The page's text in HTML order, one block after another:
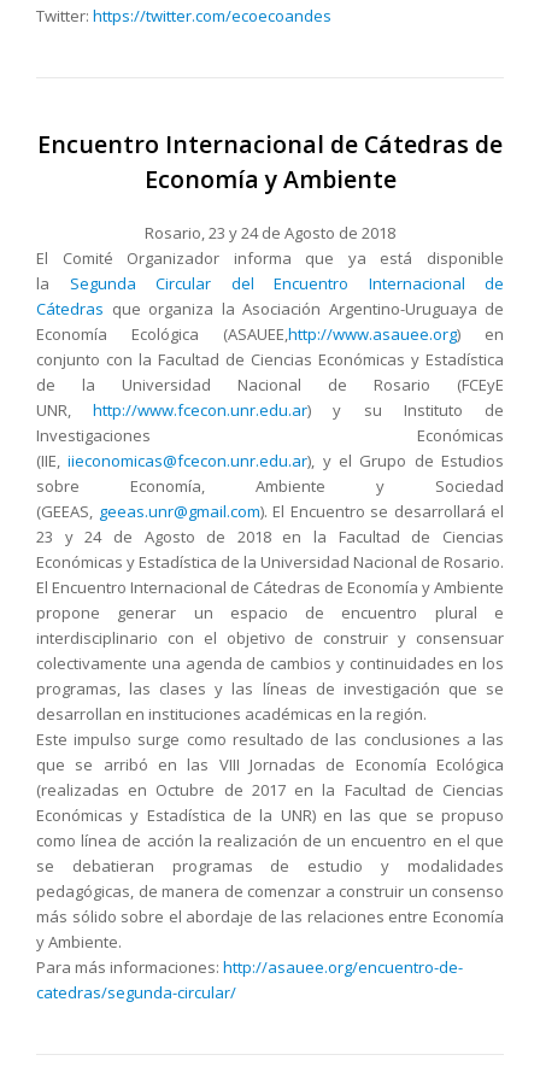
Twitter: https://twitter.com/ecoecoandes
Encuentro Internacional de Cátedras de
Economía y Ambiente
Rosario, 23 y 24 de Agosto de 2018
El Comité Organizador informa que ya está disponible
la Segunda Circular del Encuentro Internacional de
Cátedras que organiza la Asociación Argentino-Uruguaya de
Economía Ecológica (ASAUEE,http://www.asauee.org) en
conjunto con la Facultad de Ciencias Económicas y Estadística
de la Universidad Nacional de Rosario (FCEyE
UNR,http://www.fcecon.unr.edu.ar) y su Instituto de
Investigaciones Económicas
(IIE,iieconomicas@fcecon.unr.edu.ar), y el Grupo de Estudios
sobre Economía, Ambiente y Sociedad
(GEEAS, geeas.unr@gmail.com). El Encuentro se desarrollará el
23 y 24 de Agosto de 2018 en la Facultad de Ciencias
Económicas y Estadística de la Universidad Nacional de Rosario.
El Encuentro Internacional de Cátedras de Economía y Ambiente
propone generar un espacio de encuentro plural e
interdisciplinario con el objetivo de construir y consensuar
colectivamente una agenda de cambios y continuidades en los
programas, las clases y las líneas de investigación que se
desarrollan en instituciones académicas en la región.
Este impulso surge como resultado de las conclusiones a las
que se arribó en las VIII Jornadas de Economía Ecológica
(realizadas en Octubre de 2017 en la Facultad de Ciencias
Económicas y Estadística de la UNR) en las que se propuso
como línea de acción la realización de un encuentro en el que
se debatieran programas de estudio y modalidades
pedagógicas, de manera de comenzar a construir un consenso
más sólido sobre el abordaje de las relaciones entre Economía
y Ambiente.
Para más informaciones: http://asauee.org/encuentro-de-
catedras/segunda-circular/